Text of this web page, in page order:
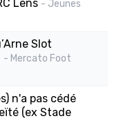
Lens - Jeunes
Slot
- Mercato Foot
n'a pas cédé
(ex Stade